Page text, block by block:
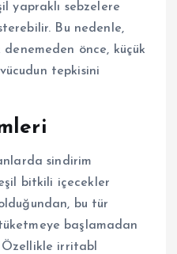
yapraklı sebzelere
Bu nedenle,
önce, küçük
tepkisini
sindirim
bitkili içecekler
bu tür
başlamadan
Özellikle irritabl